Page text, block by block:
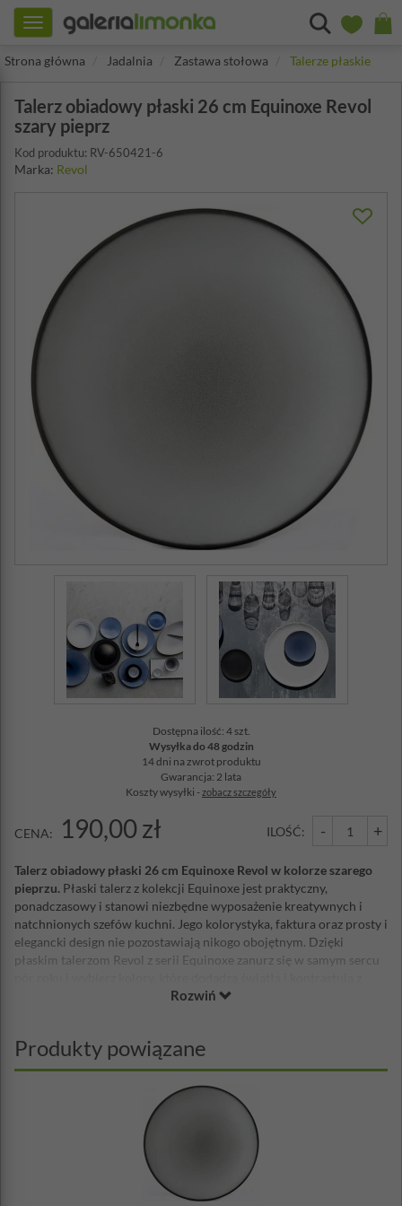
Toggle
navigation
Strona główna
Jadalnia Zastawa stołowa Talerze płaskie
Talerz obiadowy płaski 26 cm Equinoxe Revol
szary pieprz
Kod produktu: RV-650421-6
Marka: Revol
Dostępna ilość: 4 szt.
Wysyłka do 48 godzin
14 dni na zwrot produktu
Gwarancja: 2 lata
Koszty wysyłki -zobacz szczegóły
CENA: 190,00 zł ILOŚĆ: - +
Talerz obiadowy płaski 26 cm Equinoxe Revol w kolorze szarego
pieprzu. Płaski talerz z kolekcji Equinoxe jest praktyczny,
ponadczasowy i stanowi niezbędne wyposażenie kreatywnych i
natchnionych szefów kuchni. Jego kolorystyka, faktura oraz prosty i
elegancki design nie pozostawiają nikogo obojętnym. Dzięki
płaskim talerzom Revol z serii Equinoxe zanurz się w samym sercu
Twoimi ulubionymi menu i przepisami.
inspirowane siłami natury i porami roku, które
kreatywność szefów kuchnii wpływają na staranny dobór
składników. Talerze płaskie i głębokie, półmiski, misy i miseczki,
które zaspokajają potrzeby wszystkich elementów posiłku.
Wyrafinowany owalny talerz z lekko zaznaczonym brzegiem
uzupełnia gamę pozostałych elementów tej wyjątkowej zastawy
Centralnym elementem tej kolekcji jest naczynie do
gotowania na parze dim sum
, które daje możliwość stworzenia
swojego autorskiego dania.
Rozwiń
Produkty powiązane